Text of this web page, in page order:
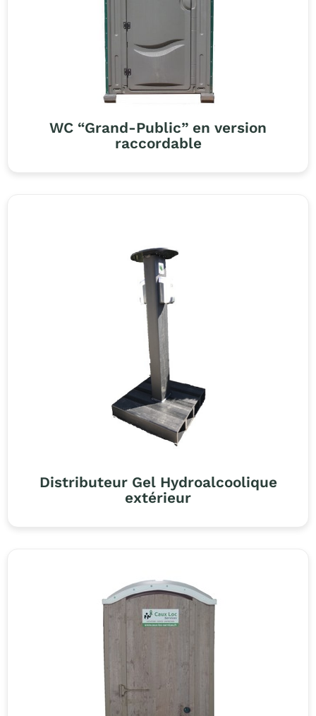
WC “Grand-Public” en version
raccordable
Distributeur Gel Hydroalcoolique
extérieur